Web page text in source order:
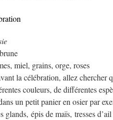
miel, grains, orge, roses
la célébration, allez chercher
couleurs, de différentes
un petit panier en osier par
glands, épis de maïs, tresses